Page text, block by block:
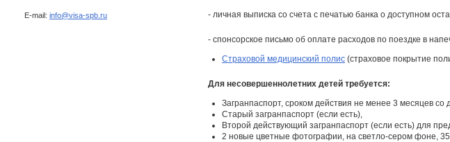
E-mail: info@visa-spb.ru - личная выписка со счета с печатью банка о доступном
- спонсорское письмо об оплате расходов по поездке в
Страховой медицинский полис (страховое покрытие
Для несовершеннолетних детей требуется:
Загранпаспорт, сроком действия не менее 3 месяцев
Старый загранпаспорт (если есть),
Второй действующий загранпаспорт (если есть) для
2 новые цветные фотографии, на светло-сером фоне,